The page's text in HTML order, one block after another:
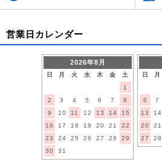
営業日カレンダー
2026年8月
日 月 火 水 木 金
土
1
2
3 4 5 6 7
8
9
10 11 12 13 14
15
16
17 18 19 20 21
22
23
24 25 26 27 28
29
30
31
日 月
6
7
13
14
20
21
27
28